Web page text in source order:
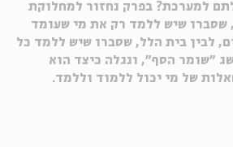
למערכת? בפרק נחזור למחלוקת
שסברו שיש ללמד רק את מי שעומד
לבין בית הלל, שסברו שיש ללמד כל
״שומר הסף״, ונגלה כיצד הוא
של מי יכול ללמוד וללמד.